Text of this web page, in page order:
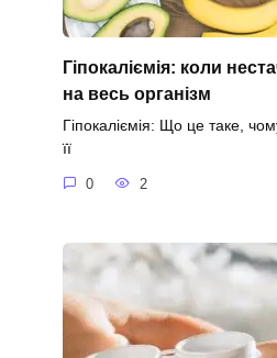
Гіпокаліємія: коли
на весь організм
Гіпокаліємія: Що це таке,
її
0 2